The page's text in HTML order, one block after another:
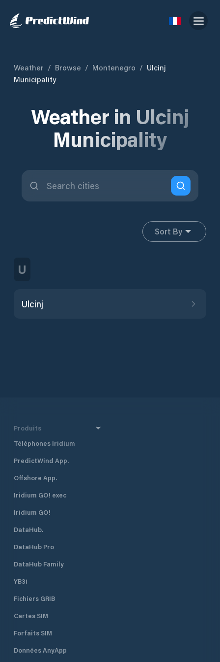
Weather / Browse / Montenegro / Ulcinj
Municipality
Weather in Ulcinj
Municipality
Sort By
U
Ulcinj
Produits
Téléphones Iridium
PredictWind App.
Offshore App.
Iridium GO! exec
Iridium GO!
DataHub.
DataHub Pro
DataHub Family
YB3i
Fichiers GRIB
Cartes SIM
Forfaits SIM
Données AnyApp